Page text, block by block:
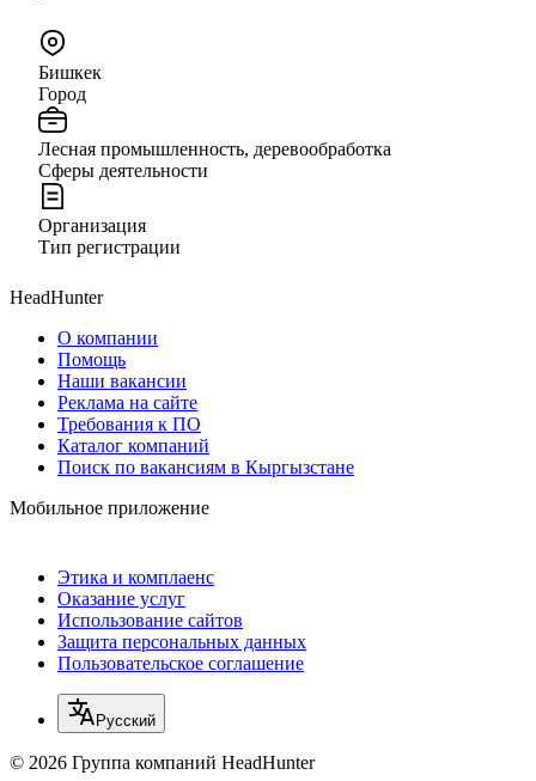
Бишкек
Город
Лесная промышленность, деревообработка
Сферы деятельности
Организация
Тип регистрации
HeadHunter
О компании
Помощь
Наши вакансии
Реклама на сайте
Требования к ПО
Каталог компаний
Поиск по вакансиям в Кыргызстане
Мобильное приложение
Этика и комплаенс
Оказание услуг
Использование сайтов
Защита персональных данных
Пользовательское соглашение
Русский
© 2026 Группа компаний HeadHunter